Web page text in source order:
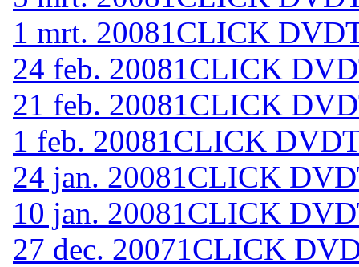
1 mrt. 20081CLICK
24 feb. 20081CLICK
21 feb. 20081CLICK
1 feb. 20081CLICK
24 jan. 20081CLICK
10 jan. 20081CLICK
27 dec. 20071CLICK